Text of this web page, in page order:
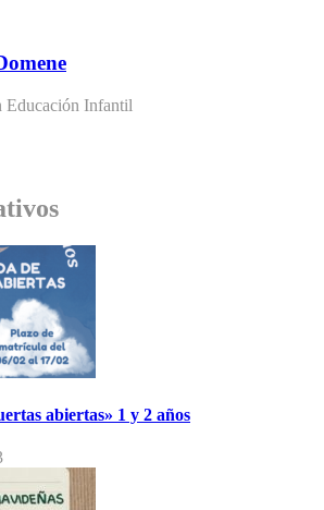
Educación Infantil
abiertas» 1 y 2 años